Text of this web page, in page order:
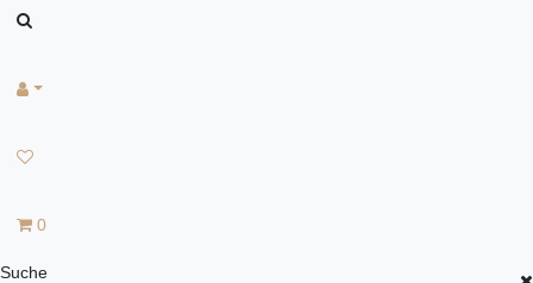
0
Suche